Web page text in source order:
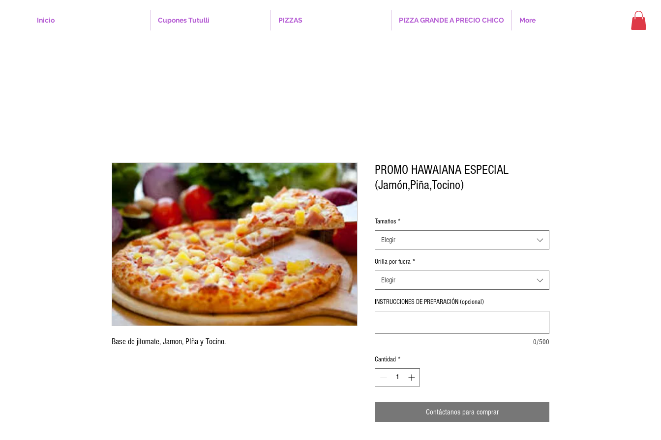
Inicio Cupones Tutulli PIZZAS PIZZA GRANDE A PRECIO CHICO More
Base de jitomate, Jamon, PIña y Tocino.
PROMO HAWAIANA ESPECIAL
(Jamón,Piña,Tocino)
Tamaños *
Elegir
Orilla por fuera *
Elegir
INSTRUCCIONES DE PREPARACIÓN (opcional)
0/500
Cantidad *
Contáctanos para comprar